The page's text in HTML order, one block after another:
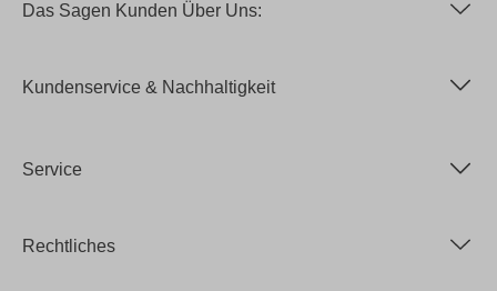
Das Sagen Kunden Über Uns:
Kundenservice & Nachhaltigkeit
Service
Rechtliches